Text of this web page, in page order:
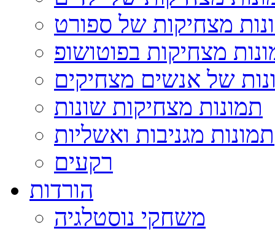
מצחיקות של ספורט
מצחיקות בפוטושופ
של אנשים מצחיקים
תמונות מצחיקות שונות
תמונות מגניבות ואשליות
רקעים
הורדות
משחקי נוסטלגיה